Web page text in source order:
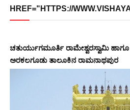
HREF="HTTPS://
ಚತುರ್ಯುಗಮೂರ್ತಿ ರಾಮೇಶ್ವರಸ್ವಾಮಿ ಹಾಗೂ
ಅರಕಲಗೂಡು ತಾಲೂಕಿನ ರಾಮನಾಥಪುರ